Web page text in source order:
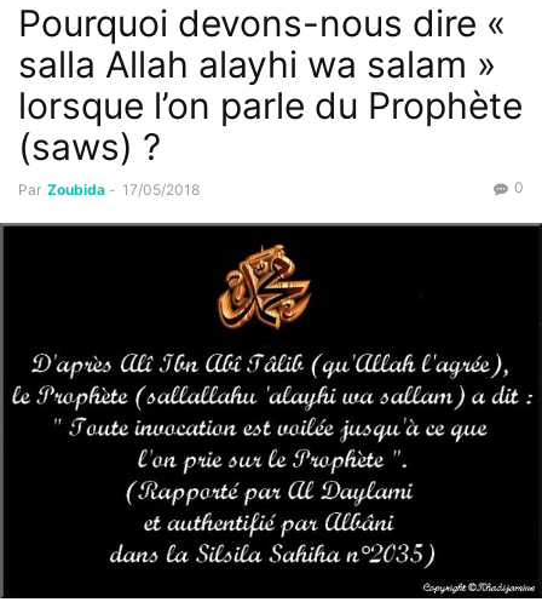
Pourquoi devons-nous dire «
salla Allah alayhi wa salam »
lorsque l’on parle du Prophète
(saws) ?
Par Zoubida - 17/05/2018 0